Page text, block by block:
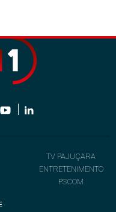
TV PAJUÇARA
ENTRETENIMENTO
PSCOM